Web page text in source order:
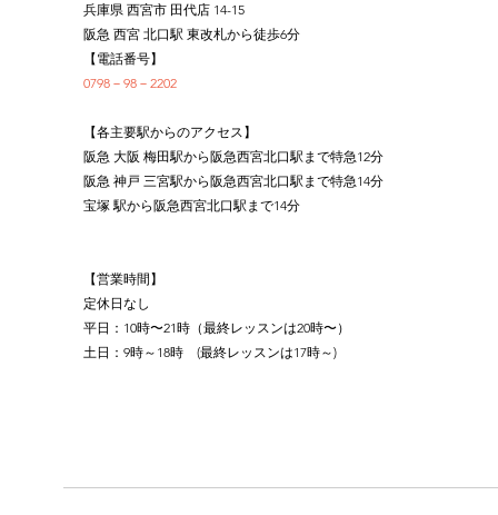
兵庫県 西宮市 田代店 14-15
阪急 西宮 北口駅 東改札から徒歩6分
【電話番号】
0798－98－2202
【各主要駅からのアクセス】
阪急 大阪 梅田駅から阪急西宮北口駅まで特急12分
阪急 神戸 三宮駅から阪急西宮北口駅まで特急14分
宝塚 駅から阪急西宮北口駅まで14分
【営業時間】
定休日なし
平日：10時〜21時（最終レッスンは20時〜）
土日：9時～18時　(最終レッスンは17時～)